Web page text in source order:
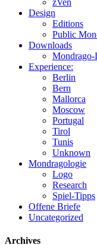
Design
Editions
Public
Downloads
Mondrago-
Experience:
Berlin
Bern
Mallorca
Moscow
Portugal
Tirol
Tunis
Unknown
Mondragologie
Logo
Research
Spiel-Tipps
Offene Briefe
Uncategorized
Archives